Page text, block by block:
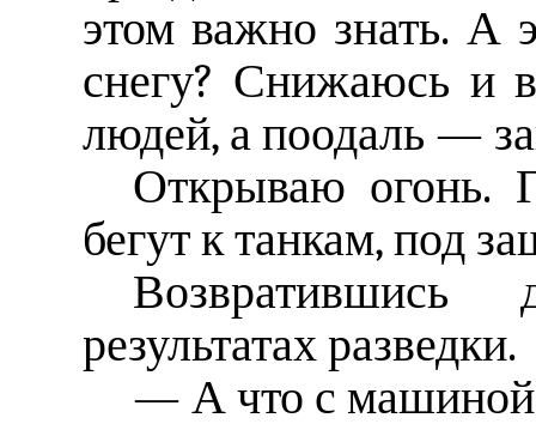
этом важно знать. А
снегу? Снижаюсь и
людей, а поодаль —
Открываю огонь.
бегут к танкам, под
результатах разведки.
— А что с машиной